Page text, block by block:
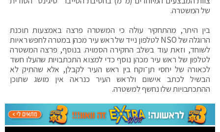
של המשטרה.
בין היתר, מהתחקיר עולה כי המשטרה פרצה באמצעות תוכנת
הרוגלה של NSO לטלפון נייד של ראש עיר מכהן במטרה לחפש ראיות
לשוחד, וזאת עוד בשלב החקירה הסמויה. בנוסף, פרצה המשטרה
לטלפון של ראש עיר מכהן נוסף כדי למצוא התכתבויות שהעלו חשד
לכאורה של יחסי תן־וקח בין ראש העיר לקבלן, אלא שהתיק לא
הבשיל לכתב אישום ולראש העיר כנראה אין מושג שתוכן
ההתכתבויות שלו נחשף למשטרה.